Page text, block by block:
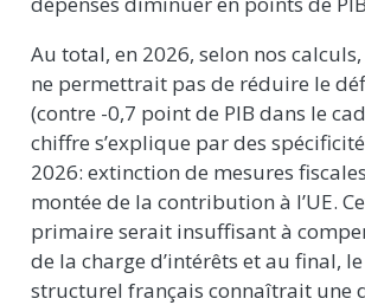
Au total, en 2026, selon nos
ne permettrait pas de réduire le
(contre -0,7 point de PIB dans le
chiffre s’explique par des
2026: extinction de mesures
montée de la contribution à l’UE.
primaire serait insuffisant à
de la charge d’intérêts et au final,
structurel français connaîtrait une